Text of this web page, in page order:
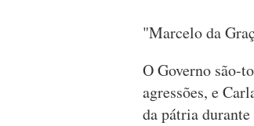
"Marcelo da
O Governo são-
agressões, e
da pátria